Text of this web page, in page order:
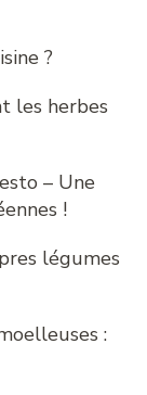
?
les herbes
– Une
!
légumes
: